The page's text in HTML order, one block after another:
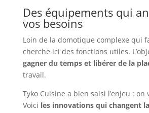
Des équipements qui
vos besoins
Loin de la domotique complexe qui
cherche ici des fonctions utiles.
gagner du temps et libérer de la
travail.
Tyko Cuisine a bien saisi l’enjeu :
Voici les innovations qui changent